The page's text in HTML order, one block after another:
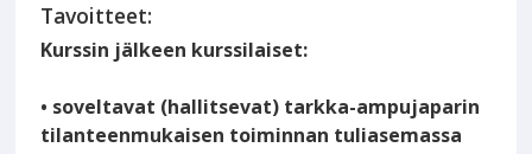
Tavoitteet:
Kurssin jälkeen kurssilaiset:
• soveltavat (hallitsevat) tarkka-ampujaparin
tilanteenmukaisen toiminnan tuliasemassa